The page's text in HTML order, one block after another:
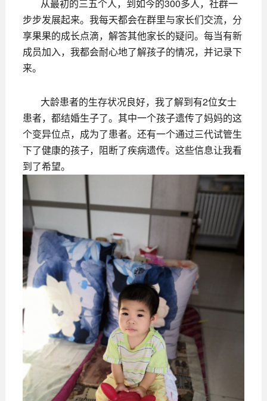
从最初的三五个人，到如今的300多人，社群一
步步发展起来。我每天都会在群里与家长们交流，分
享果果的成长点滴，解答其他家长的疑问。每当有新
成员加入，我都会耐心地了解孩子的情况，并记录下
来。
大龄患者的生存状况良好，我了解到有2位女士
患者，都结婚生子了。其中一个孩子遗传了妈妈的这
个变异位点，成为了患者。还有一个通过三代试管生
下了健康的孩子，阻断了疾病遗传。这些信息让我看
到了希望。